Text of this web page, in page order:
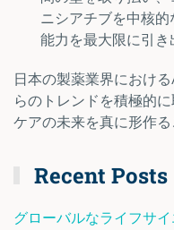
ニシアチブを中核
能力を最大限に引き
日本の製薬業界におけ
らのトレンドを積極的
ケアの未来を真に形作る
Recent Posts
グローバルなライフサ